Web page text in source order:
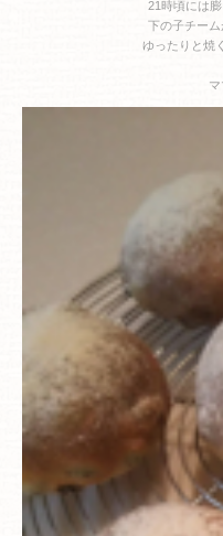
21時頃には
下の子チーム
ゆったりと焼